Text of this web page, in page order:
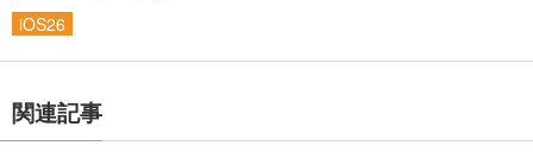
iOS26
関連記事